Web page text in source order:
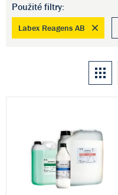
Použité filtry:
Labex Reagens AB